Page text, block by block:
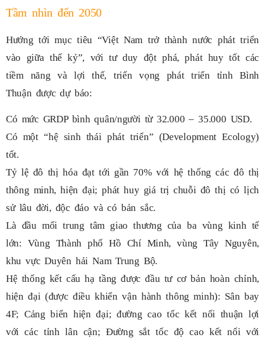
Tầm nhìn đến 2050
Hướng tới mục tiêu “Việt Nam trở thành nước phát triển
vào giữa thế kỷ”, với tư duy đột phá, phát huy tốt các
tiềm năng và lợi thế, triển vọng phát triển tỉnh Bình
Thuận được dự báo:
Có mức GRDP bình quân/người từ 32.000 – 35.000 USD.
Có một “hệ sinh thái phát triển” (Development Ecology)
tốt.
Tỷ lệ đô thị hóa đạt tới gần 70% với hệ thống các đô thị
thông minh, hiện đại; phát huy giá trị chuỗi đô thị có lịch
sử lâu đời, độc đáo và có bản sắc.
Là đầu mối trung tâm giao thương của ba vùng kinh tế
lớn: Vùng Thành phố Hồ Chí Minh, vùng Tây Nguyên,
khu vực Duyên hải Nam Trung Bộ.
Hệ thống kết cấu hạ tầng được đầu tư cơ bản hoàn chỉnh,
hiện đại (được điều khiển vận hành thông minh): Sân bay
4F; Cảng biển hiện đại; đường cao tốc kết nối thuận lợi
với các tỉnh lân cận; Đường sắt tốc độ cao kết nối với